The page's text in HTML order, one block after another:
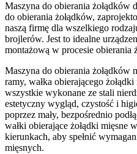
Maszyna do obierania żołądków
do obierania żołądków,
naszą firmę dla wszelkiego
brojlerów. Jest to idealne
montażową w procesie obierania
Maszyna do obierania żołądków
ramy, wałka obierającego
wszystkie wykonane ze stali
estetyczny wygląd, czystość i
poprzez mały, bezpośrednio
wałki obierające żołądki
kierunkach, aby spełnić
mięsnych.